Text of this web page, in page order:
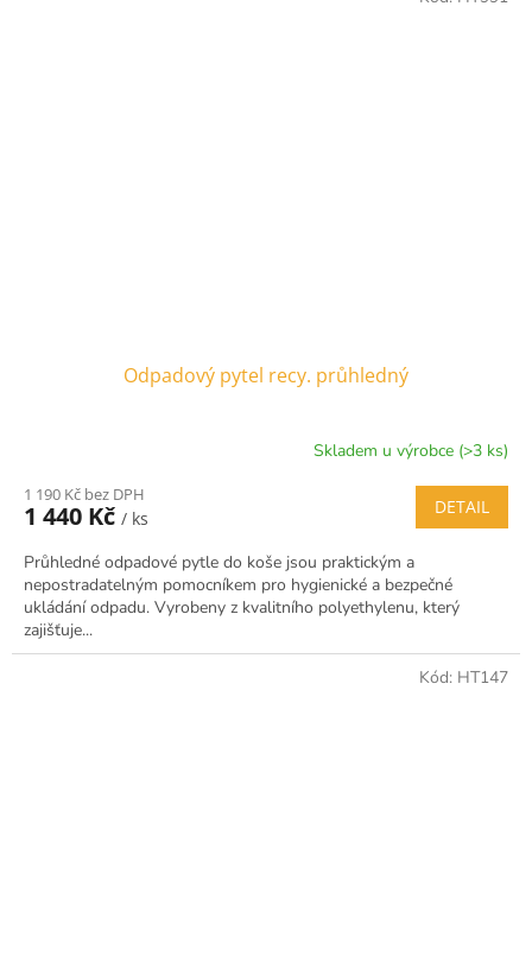
Odpadový pytel recy. průhledný
Skladem u výrobce (>3 ks)
1 190 Kč bez DPH
1 440 Kč / ks
DETAIL
Průhledné odpadové pytle do koše jsou praktickým a
nepostradatelným pomocníkem pro hygienické a bezpečné
ukládání odpadu. Vyrobeny z kvalitního polyethylenu, který
zajišťuje...
Kód: HT147